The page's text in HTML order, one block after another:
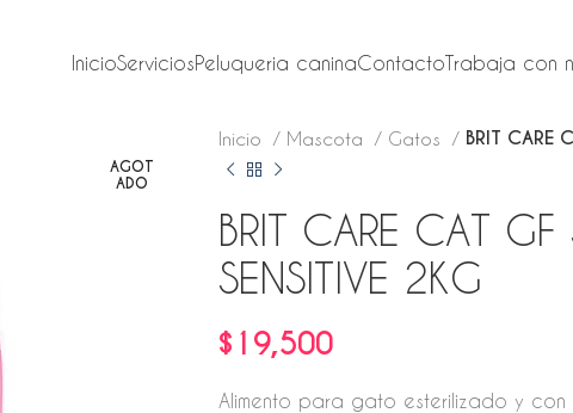
InicioServiciosPeluqueria caninaContactoTrabaja con
AGOT
ADO
Inicio Mascota Gatos BRIT CARE
BRIT CARE CAT GF
SENSITIVE 2KG
$ 19,500
Alimento para gato esterilizado y